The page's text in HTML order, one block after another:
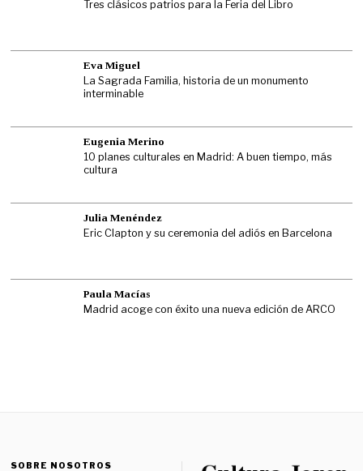
Tres clásicos patrios para la Feria del Libro
Eva Miguel
La Sagrada Familia, historia de un monumento
interminable
Eugenia Merino
10 planes culturales en Madrid: A buen tiempo, más
cultura
Julia Menéndez
Eric Clapton y su ceremonia del adiós en Barcelona
Paula Macías
Madrid acoge con éxito una nueva edición de ARCO
SOBRE NOSOTROS